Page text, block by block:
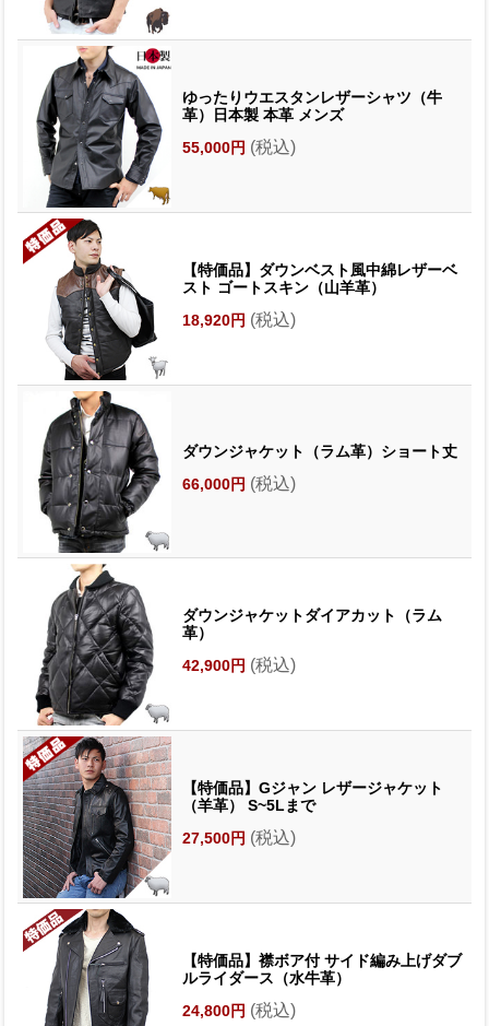
ゆったりウエスタンレザーシャツ（牛
革）日本製 本革 メンズ
55,000円 (税込)
【特価品】ダウンベスト風中綿レザーベ
スト ゴートスキン（山羊革）
18,920円 (税込)
ダウンジャケット（ラム革）ショート丈
66,000円 (税込)
ダウンジャケットダイアカット（ラム
革）
42,900円 (税込)
【特価品】Gジャン レザージャケット
（羊革） S~5Lまで
27,500円 (税込)
【特価品】襟ボア付 サイド編み上げダブ
ルライダース（水牛革）
24,800円 (税込)